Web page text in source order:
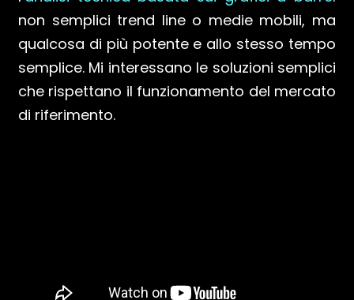
non semplici trend line o medie mobili, ma
qualcosa di più potente e allo stesso tempo
semplice. Mi interessano le soluzioni semplici
che rispettano il funzionamento del mercato
di riferimento.